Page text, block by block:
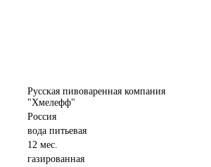
Русская пивоваренная компания
"Хмелефф"
Россия
вода питьевая
12 мес.
газированная